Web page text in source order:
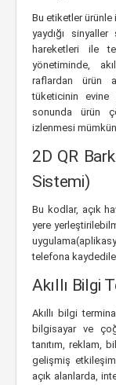
Bu etiketler
yaydığı sinyaller
hareketleri ile
yönetiminde,
raflardan ürün
tüketicinin
sonunda ürün
izlenmesi
2D QR
Sistemi)
Bu kodlar, açık
yere
telefona
Akıllı Bilgi
Akıllı bilgi
bilgisayar ve
tanıtım, reklam,
gelişmiş
açık alanlarda,